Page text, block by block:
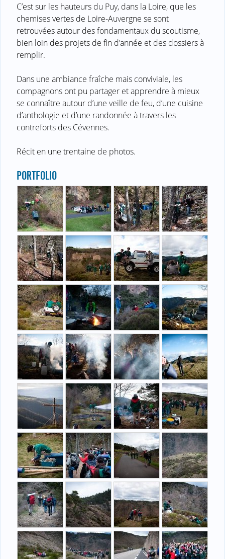
C’est sur les hauteurs du Puy, dans la Loire, que les
chemises vertes de Loire-Auvergne se sont
retrouvées autour des fondamentaux du scoutisme,
bien loin des projets de fin d’année et des dossiers à
remplir.
Dans une ambiance fraîche mais conviviale, les
compagnons ont pu partager et apprendre à mieux
se connaître autour d’une veille de feu, d’une cuisine
d’anthologie et d’une randonnée à travers les
contreforts des Cévennes.
Récit en une trentaine de photos.
PORTFOLIO